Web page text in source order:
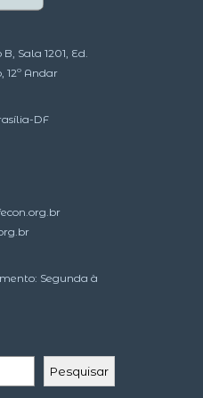
Sala 1201, Ed.
12º Andar
DF
Segunda à
Pesquisar